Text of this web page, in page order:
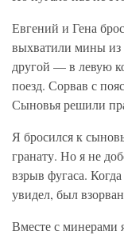
Евгений и Гена
выхватили мины из
другой — в левую
поезд. Сорвав с
Сыновья решили
Я бросился к
гранату. Но я не
взрыв фугаса.
увидел, был
Вместе с минерами